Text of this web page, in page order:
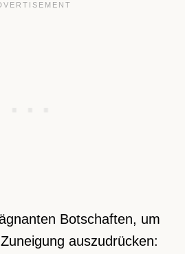
Botschaften, um
auszudrücken: